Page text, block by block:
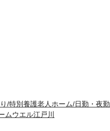
/特別養護老人ホーム/日勤・夜勤
ムウエル江戸川